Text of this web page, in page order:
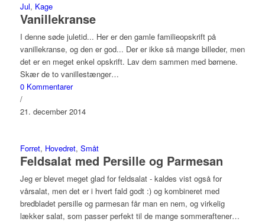
Jul, Kage
Vanillekranse
I denne søde juletid... Her er den gamle familieopskrift på
vanillekranse, og den er god... Der er ikke så mange billeder, men
det er en meget enkel opskrift. Lav dem sammen med børnene.
Skær de to vanillestænger…
0 Kommentarer
/
21. december 2014
Forret, Hovedret, Småt
Feldsalat med Persille og Parmesan
Jeg er blevet meget glad for feldsalat - kaldes vist også for
vårsalat, men det er i hvert fald godt :) og kombineret med
bredbladet persille og parmesan får man en nem, og virkelig
lækker salat, som passer perfekt til de mange sommeraftener…